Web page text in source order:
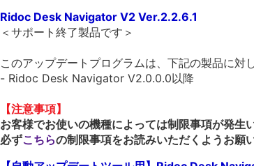
Ridoc Desk Navigator V2 Ver.2.2.6.1
＜サポート終了製品です＞
このアップデートプログラムは、下記の製品に対
- Ridoc Desk Navigator V2.0.0.0以降
【注意事項】
お客様でお使いの機種によっては制限事項が発生
必ずこちらの制限事項をお読みいただくようお願